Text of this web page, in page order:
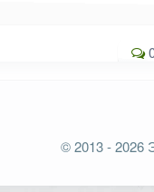
© 2013 - 2026